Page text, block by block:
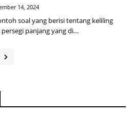
14, 2024
soal yang berisi tentang keliling
panjang yang di…